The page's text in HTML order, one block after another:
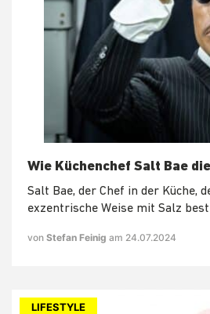
Wie Küchenchef Salt Bae
Salt Bae, der Chef in der Küche,
exzentrische Weise mit Salz
von Stefan Feinig am 24.07.2024
LIFESTYLE